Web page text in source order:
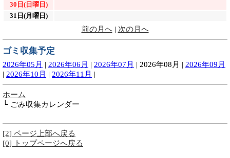
30日(日曜日)
31日(月曜日)
前の月へ| 次の月へ
ゴミ収集予定
2026年05月 | 2026年06月 | 2026年07月 | 2026年08月 | 2026年09月
| 2026年10月 | 2026年11月 |
ホーム
└ ごみ収集カレンダー
[2] ページ上部へ戻る
[0] トップページへ戻る